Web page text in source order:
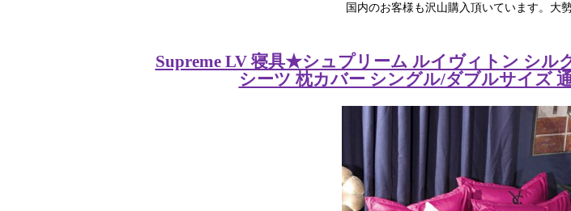
国内のお客様も沢山購入頂いています。大
Supreme LV 寝具★シュプリーム ルイヴィトン シル
シーツ 枕カバー シングル/ダブルサイズ